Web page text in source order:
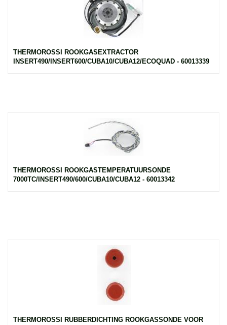
THERMOROSSI ROOKGASEXTRACTOR
INSERT490/INSERT600/CUBA10/CUBA12/ECOQUAD - 60013339
THERMOROSSI ROOKGASTEMPERATUURSONDE
7000TC/INSERT490/600/CUBA10/CUBA12 - 60013342
THERMOROSSI RUBBERDICHTING ROOKGASSONDE VOOR